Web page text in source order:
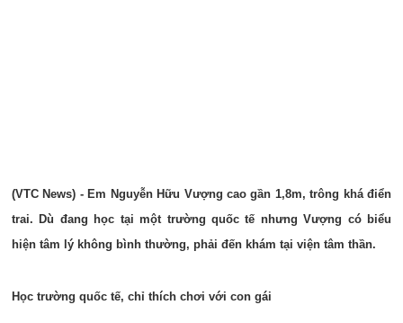
(VTC News) - Em Nguyễn Hữu Vượng cao gần 1,8m, trông khá điển
trai. Dù đang học tại một trường quốc tế nhưng Vượng có biểu
hiện tâm lý không bình thường, phải đến khám tại viện tâm thần.
Học trường quốc tế, chỉ thích chơi với con gái